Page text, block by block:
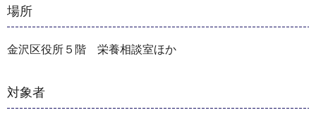
場所
金沢区役所５階 栄養相談室ほか
対象者